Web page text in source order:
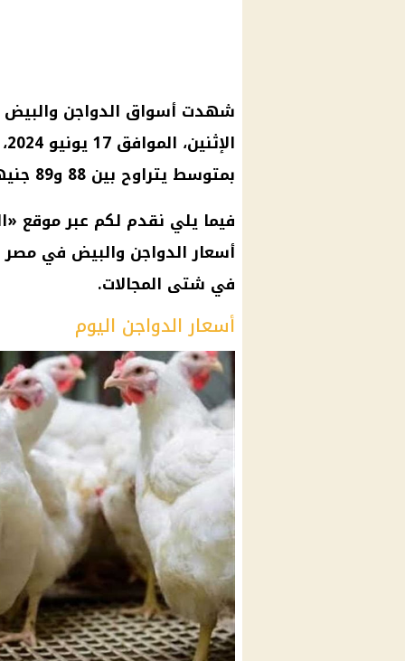
شهدت أسواق الدواجن
الإثنين، الموافق 17 يونيو 2024، حيث تم تسجيل
بمتوسط يتراوح بين 88 و89 جنيهًا داخل البورصة.
فيما يلي نقدم لكم عبر موقع «
أسعار الدواجن والبيض في مصر
في شتى المجالات.
أسعار الدواجن اليوم